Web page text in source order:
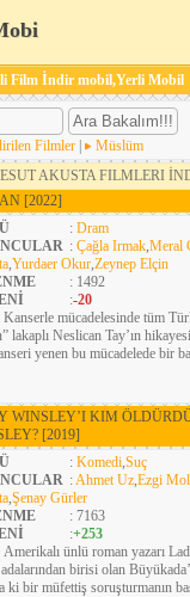
Film İndir mobil,Yerli Mobil
Filmler
Müslüm
AKUSTA FILMLERI
[2022]
: Dram
: Çağla Irmak,Meral
,Yurdaer Okur,Zeynep Elçin
: 1492
:-20
Kanserle mücadelesinde tüm
lakaplı Neslican Tay’ın
yenen bu mücadelede bir
WINSLEY’I KIM
[2019]
: Komedi,Suç
:Ahmet Uz,Ezgi
,Şenay Gürler
: 7163
:+253
Amerikalı ünlü roman yazarı
birisi olan
ki bir müfettiş soruşturmanın